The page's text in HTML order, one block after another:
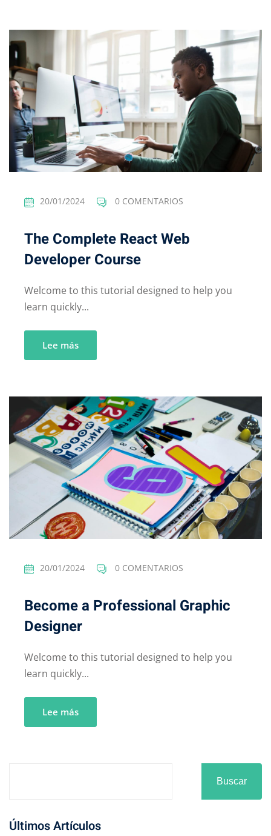
20/01/2024 0 COMENTARIOS
The Complete React Web
Developer Course
Welcome to this tutorial designed to help you
learn quickly...
Lee más
20/01/2024 0 COMENTARIOS
Become a Professional Graphic
Designer
Welcome to this tutorial designed to help you
learn quickly...
Lee más
Buscar
Últimos Artículos